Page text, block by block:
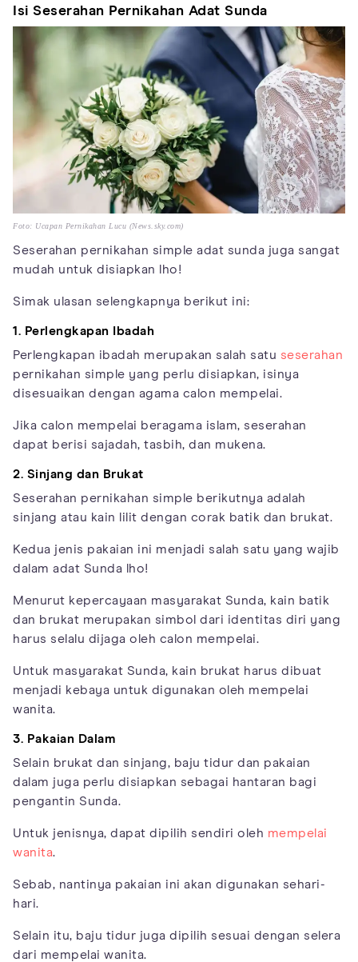
Isi Seserahan Pernikahan Adat Sunda
Foto: Ucapan Pernikahan Lucu (News.sky.com)
Seserahan pernikahan simple adat sunda juga sangat
mudah untuk disiapkan lho!
Simak ulasan selengkapnya berikut ini:
1. Perlengkapan Ibadah
Perlengkapan ibadah merupakan salah satu seserahan
pernikahan simple yang perlu disiapkan, isinya
disesuaikan dengan agama calon mempelai.
Jika calon mempelai beragama islam, seserahan
dapat berisi sajadah, tasbih, dan mukena.
2. Sinjang dan Brukat
Seserahan pernikahan simple berikutnya adalah
sinjang atau kain lilit dengan corak batik dan brukat.
Kedua jenis pakaian ini menjadi salah satu yang wajib
dalam adat Sunda lho!
Menurut kepercayaan masyarakat Sunda, kain batik
dan brukat merupakan simbol dari identitas diri yang
harus selalu dijaga oleh calon mempelai.
Untuk masyarakat Sunda, kain brukat harus dibuat
menjadi kebaya untuk digunakan oleh mempelai
wanita.
3. Pakaian Dalam
Selain brukat dan sinjang, baju tidur dan pakaian
dalam juga perlu disiapkan sebagai hantaran bagi
pengantin Sunda.
Untuk jenisnya, dapat dipilih sendiri oleh mempelai
wanita.
Sebab, nantinya pakaian ini akan digunakan sehari-
hari.
Selain itu, baju tidur juga dipilih sesuai dengan selera
dari mempelai wanita.